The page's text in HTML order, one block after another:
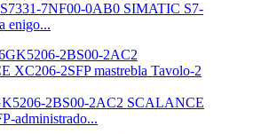
7NF00-0AB0 SIMATIC S7-
enigo...
2BS00-2AC2 SCALANCE
administrado...